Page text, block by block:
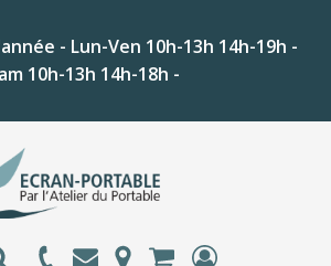
- Lun-Ven 10h-13h 14h-19h -
10h-13h 14h-18h -